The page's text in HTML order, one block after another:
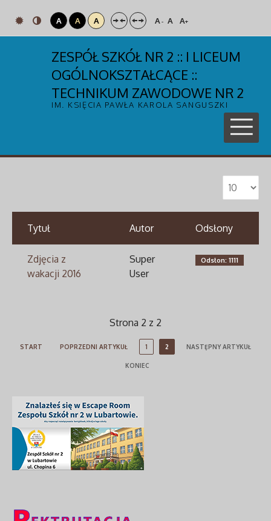
A A A A- A A+
ZESPÓŁ SZKÓŁ NR 2 :: I LICEUM
OGÓLNOKSZTAŁCĄCE ::
TECHNIKUM ZAWODOWE NR 2
IM. KSIĘCIA PAWŁA KAROLA SANGUSZKI
Tytuł Autor Odsłony
Zdjęcia z
wakacji 2016
Super
User
Odsłon: 1111
Strona 2 z 2
START POPRZEDNI ARTYKUŁ 1 2 NASTĘPNY ARTYKUŁ
KONIEC